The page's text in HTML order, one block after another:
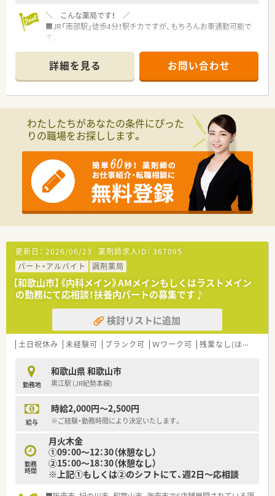
＼ こんな薬局です！ ／
■JR「南部駅」徒歩4分！駅チカですが、もちろんお車通勤可能で
す。
す。
■内科クリニックに隣接しており、平日のみの開局で終業も17
時か18時と早い店舗です。
■大阪・奈良・和歌山でグループ合わせて30店舗以上展開してい
る調剤薬局です。
■2020年に大手調剤薬局のホールディングスに加わって、福利
厚生や教育研修も利用可能です。
■社内を３つのエリアに分け、それぞれにエリア長を配置。その
他、ラウンダー勤務の薬剤師も在籍しておりますので、応援体制
が整っています。
■今後の薬局の生き残りを図るべく、「地域に求められる薬局」
を目指し、かかりつけ薬局・薬剤師の積極的な推進や地域連携薬
局への認定、
を行っております。
■グループ共通で運用する「基幹システム（在庫・経理）」、「監査
及び過誤防止システム」なども導入され、安心して調剤業務がで
きる環境も整備しております。
■原則として、配属店舗での勤務となりますが、他店舗での勤務
やマネジメント等級への昇格などの要望にも対応しています。
■グループ水準の人事評価制度を導入（予定）し、評価に基づく公
平・公正な昇降級・昇降格を行うほか、
退職金制度も、現状の積立方式から将来的には企業型確定拠出
年金（企業型DC）への移行も予定しております。
後）も高く、プライベートの両立もとりやすい環境です。
■産休・育休制度を取得され復帰した従業員も多いほか、介護休
■研修は、取引業者との勉強会のほか、人事、コンプライアンス、
接遇、等級・職種別研修などにも参加することができます。
■社員割引やレジャー施設の利用など、福利厚生も充実しており
ます。
■本人からの希望がない限り、基本的には会社都合の無理な異動
はございません。
詳細を見る お問い合わせ
わたしたちがあなたの条件にぴった
りの職場をお探しします。
更新日： 2026/06/23 薬剤師求人ID： 367095
パート・アルバイト
調剤薬局
【和歌山市】《内科メイン》AMメインもしくはラストメイン
の勤務にて応相談！扶養内パートの募集です♪
検討リストに追加
土日祝休み 未経験可 ブランク可 Ｗワーク可 残業なし(ほぼなし含む)
勤務地
和歌山県 和歌山市
黒江駅 (JR紀勢本線)
給与
時給2,000円～2,500円
※ご経験・勤務時間により決定いたします。
勤務
時間
月火木金
①09：00～12：30（休憩なし）
②15：00～18：30（休憩なし）
※上記①もしくは②のシフトにて、週2日～応相談